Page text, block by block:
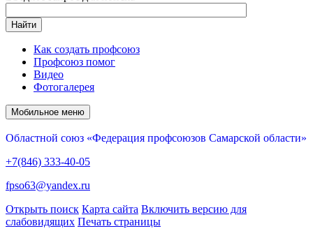
Найти
Как создать профсоюз
Профсоюз помог
Видео
Фотогалерея
Мобильное меню
Областной союз «Федерация профсоюзов Самарской области»
+7(846) 333-40-05
fpso63@yandex.ru
Открыть поиск Карта сайта Включить версию для
слабовидящих Печать страницы